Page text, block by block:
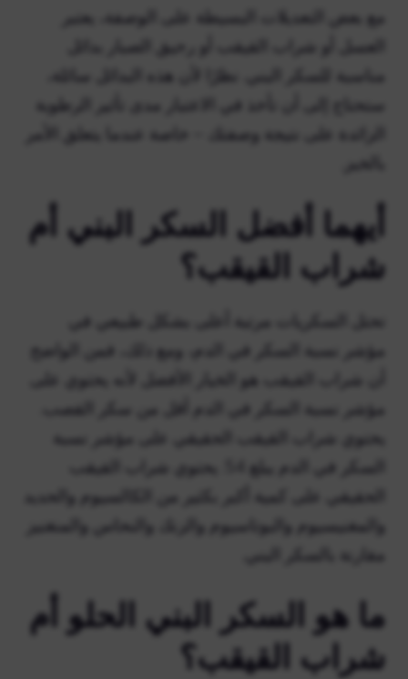
مع بعض التعديلات البسيطة على الوصفة، يعتبر
العسل أو شراب القيقب أو رحيق الصبار بدائل
مناسبة للسكر البني. نظرًا لأن هذه البدائل سائلة،
ستحتاج إلى أن تأخذ في الاعتبار مدى تأثير الرطوبة
الزائدة على نتيجة وصفتك – خاصة عندما يتعلق الأمر
بالخبز.
أيهما أفضل السكر البني أم
شراب القيقب؟
تحتل السكريات مرتبة أعلى بشكل طبيعي في
مؤشر نسبة السكر في الدم، ومع ذلك، فمن الواضح
أن شراب القيقب هو الخيار الأفضل لأنه يحتوي على
مؤشر نسبة السكر في الدم أقل من سكر القصب.
يحتوي شراب القيقب الحقيقي على مؤشر نسبة
السكر في الدم يبلغ 54. يحتوي شراب القيقب
الحقيقي على كمية أكبر بكثير من الكالسيوم والحديد
والمغنيسيوم والبوتاسيوم والزنك والنحاس والمنغنيز
مقارنة بالسكر البني.
ما هو السكر البني الحلو أم
شراب القيقب؟